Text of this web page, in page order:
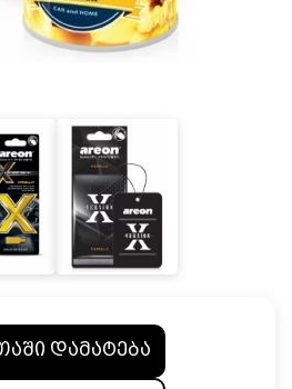
დამატება